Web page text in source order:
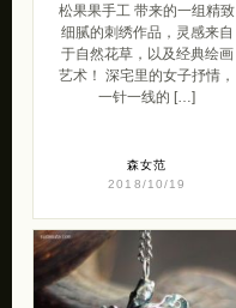
松果果手工 带来的一组精致
细腻的刺绣作品，灵感来自
于自然花草，以及经典绘画
艺术！ 深宅里的女子抒情，
一针一线的 […]
森女范
2018/10/19